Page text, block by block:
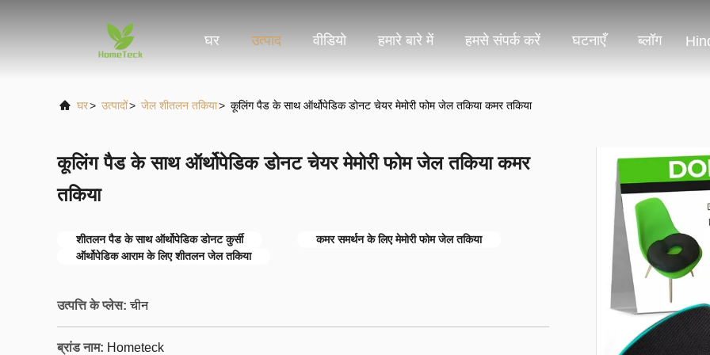
घर उत्पाद वीडियो हमारे बारे में हमसे संपर्क करें घटनाएँ ब्लॉग
घर> उत्पादों> जेल शीतलन तकिया> कूलिंग पैड के साथ ऑर्थोपेडिक डोनट चेयर मेमोरी फोम जेल तकिया कमर तकिया
कूलिंग पैड के साथ ऑर्थोपेडिक डोनट चेयर मेमोरी फोम जेल तकिया कमर
तकिया
शीतलन पैड के साथ ऑर्थोपेडिक डोनट कुर्सी
कमर समर्थन के लिए मेमोरी फोम जेल तकिया
ऑर्थोपेडिक आराम के लिए शीतलन जेल तकिया
उत्पत्ति के प्लेस: चीन
ब्रांड नाम: Hometeck